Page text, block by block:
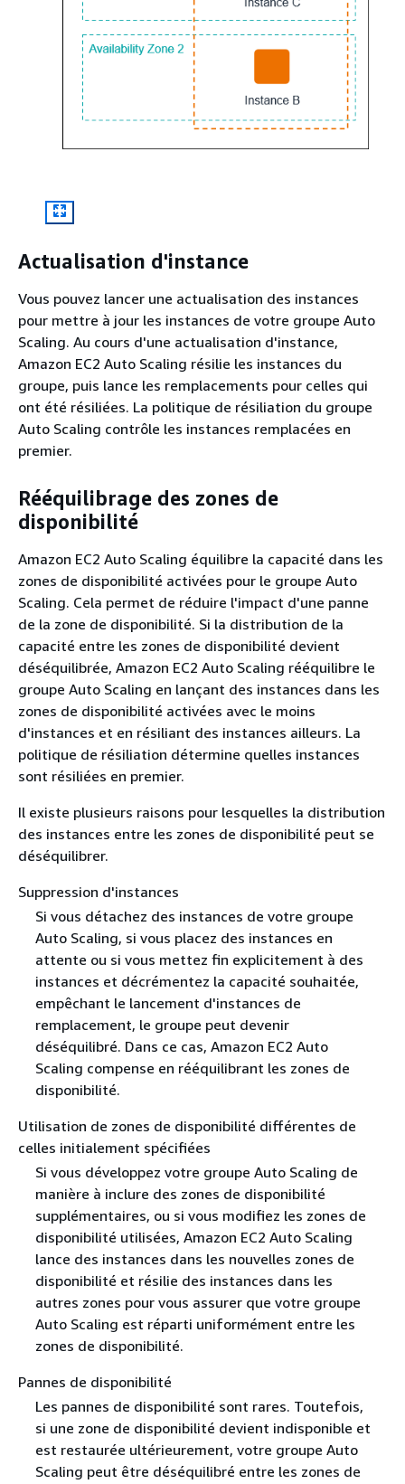
Actualisation d'instance
Vous pouvez lancer une actualisation des instances
pour mettre à jour les instances de votre groupe Auto
Scaling. Au cours d'une actualisation d'instance,
Amazon EC2 Auto Scaling résilie les instances du
groupe, puis lance les remplacements pour celles qui
ont été résiliées. La politique de résiliation du groupe
Auto Scaling contrôle les instances remplacées en
premier.
Rééquilibrage des zones de
disponibilité
Amazon EC2 Auto Scaling équilibre la capacité dans les
zones de disponibilité activées pour le groupe Auto
Scaling. Cela permet de réduire l'impact d'une panne
de la zone de disponibilité. Si la distribution de la
capacité entre les zones de disponibilité devient
déséquilibrée, Amazon EC2 Auto Scaling rééquilibre le
groupe Auto Scaling en lançant des instances dans les
zones de disponibilité activées avec le moins
d'instances et en résiliant des instances ailleurs. La
politique de résiliation détermine quelles instances
sont résiliées en premier.
Il existe plusieurs raisons pour lesquelles la distribution
des instances entre les zones de disponibilité peut se
déséquilibrer.
Suppression d'instances
Si vous détachez des instances de votre groupe
Auto Scaling, si vous placez des instances en
attente ou si vous mettez fin explicitement à des
instances et décrémentez la capacité souhaitée,
empêchant le lancement d'instances de
remplacement, le groupe peut devenir
déséquilibré. Dans ce cas, Amazon EC2 Auto
Scaling compense en rééquilibrant les zones de
disponibilité.
Utilisation de zones de disponibilité différentes de
celles initialement spécifiées
Si vous développez votre groupe Auto Scaling de
manière à inclure des zones de disponibilité
supplémentaires, ou si vous modifiez les zones de
disponibilité utilisées, Amazon EC2 Auto Scaling
lance des instances dans les nouvelles zones de
disponibilité et résilie des instances dans les
autres zones pour vous assurer que votre groupe
Auto Scaling est réparti uniformément entre les
zones de disponibilité.
Pannes de disponibilité
Les pannes de disponibilité sont rares. Toutefois,
si une zone de disponibilité devient indisponible et
est restaurée ultérieurement, votre groupe Auto
Scaling peut être déséquilibré entre les zones de